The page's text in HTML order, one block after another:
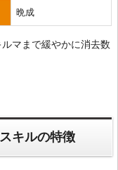
晩成
マまで緩やかに消去数
キルの特徴